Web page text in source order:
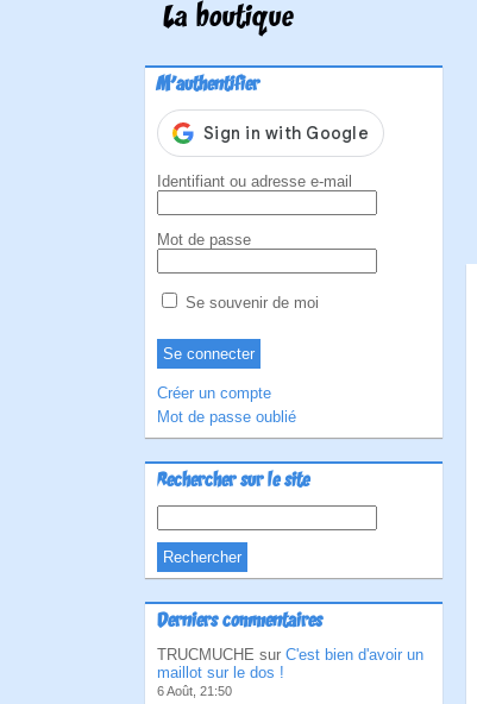
La boutique
M'authentifier
Identifiant ou adresse e-mail
Mot de passe
Se souvenir de moi
Créer un compte
Mot de passe oublié
Rechercher sur le site
Derniers commentaires
TRUCMUCHE sur C'est bien d'avoir un
maillot sur le dos !
6 Août, 21:50